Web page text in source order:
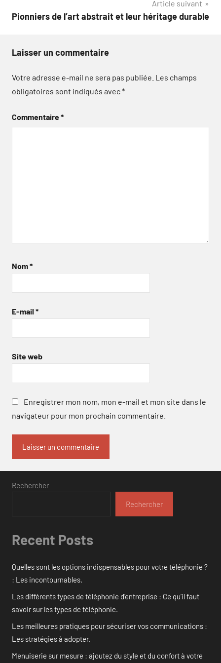
Article suivant
Pionniers de l’art abstrait et leur héritage durable
Laisser un commentaire
Votre adresse e-mail ne sera pas publiée. Les champs
obligatoires sont indiqués avec*
Commentaire*
Nom*
E-mail *
Site web
Enregistrer mon nom, mon e-mail et mon site dans le
navigateur pour mon prochain commentaire.
Rechercher
Rechercher
Recent Posts
Quelles sont les options indispensables pour votre téléphonie ?
: Les incontournables.
Les différents types de téléphonie d’entreprise : Ce qu’il faut
savoir sur les types de téléphonie.
Les meilleures pratiques pour sécuriser vos communications :
Les stratégies à adopter.
Menuiserie sur mesure : ajoutez du style et du confort à votre